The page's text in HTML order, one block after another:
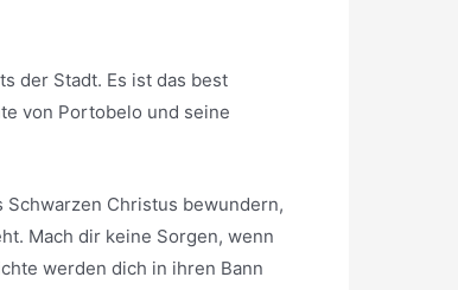
der Stadt. Es ist das best
von Portobelo und seine
Schwarzen Christus bewundern,
Mach dir keine Sorgen, wenn
werden dich in ihren Bann